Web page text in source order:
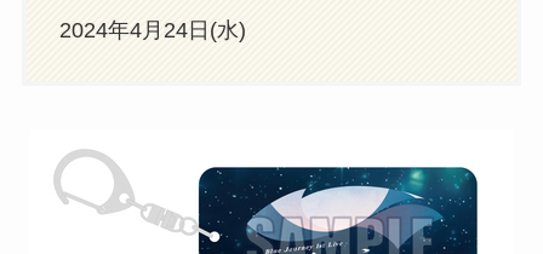
2024年4月24日(水)